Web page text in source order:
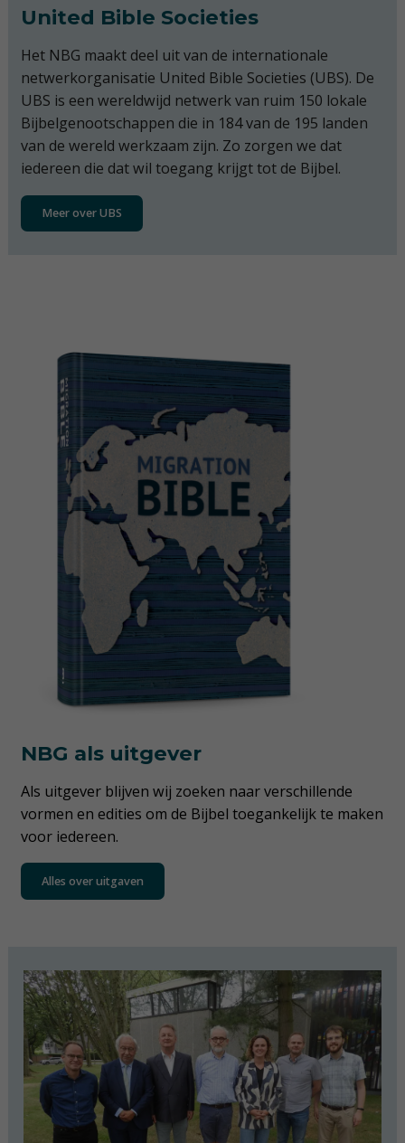
United Bible Societies
Het NBG maakt deel uit van de internationale
netwerkorganisatie United Bible Societies (UBS). De
UBS is een wereldwijd netwerk van ruim 150 lokale
Bijbelgenootschappen die in 184 van de 195 landen
van de wereld werkzaam zijn. Zo zorgen we dat
iedereen die dat wil toegang krijgt tot de Bijbel.
Meer over UBS
NBG als uitgever
Als uitgever blijven wij zoeken naar verschillende
vormen en edities om de Bijbel toegankelijk te maken
voor iedereen.
Alles over uitgaven